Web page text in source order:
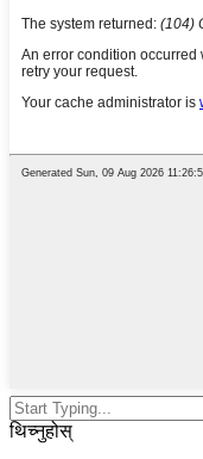
थिच्नुहोस्